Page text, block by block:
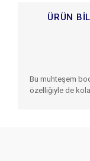
ÜRÜN
Bu muhteşem
özelliğiyle de